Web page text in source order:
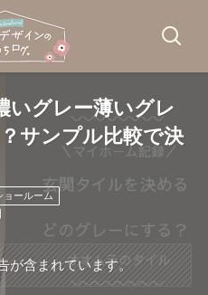
いグレー薄いグレ
サンプル比較で決
ョールーム
が含まれています。